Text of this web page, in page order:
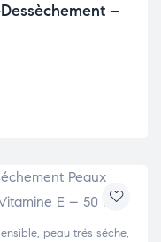
–
, peau trés séche,